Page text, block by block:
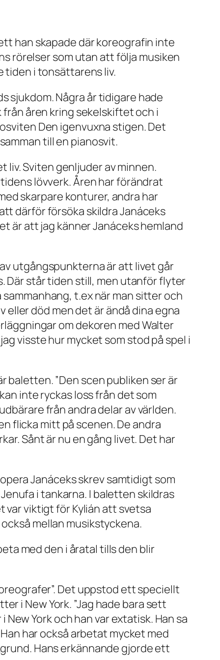
han skapade där koreografin inte
rörelser som utan att följa musiken
tiden i tonsättarens liv.
sjukdom. Några år tidigare hade
åren kring sekelskiftet och i
Den igenvuxna stigen.Det
till en pianosvit.
liv. Sviten genljuder av minnen.
lövverk. Åren har förändrat
skarpare konturer, andra har
därför försöka skildra Janáceks
är att jag känner Janáceks hemland
utgångspunkterna är att livet går
Där står tiden still, men utanför flyter
t.ex när man sitter och
eller död men det är ändå dina egna
om dekoren med Walter
visste hur mycket som stod på spel i
baletten. ”Den scen publiken ser är
inte ryckas loss från det som
från andra delar av världen.
flicka mitt på scenen. De andra
Sånt är nu en gång livet. Det har
Janáceks skrev samtidigt som
Jenufa i tankarna. I baletten skildras
var viktigt för Kylián att svetsa
mellan musikstyckena.
med den i åratal tills den blir
Det uppstod ett speciellt
i New York. ”Jag hade bara sett
New York och han var extatisk. Han sa
har också arbetat mycket med
Hans erkännande gjorde ett